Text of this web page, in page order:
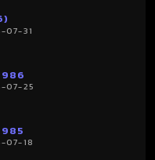
07-31
986
07-25
985
07-18